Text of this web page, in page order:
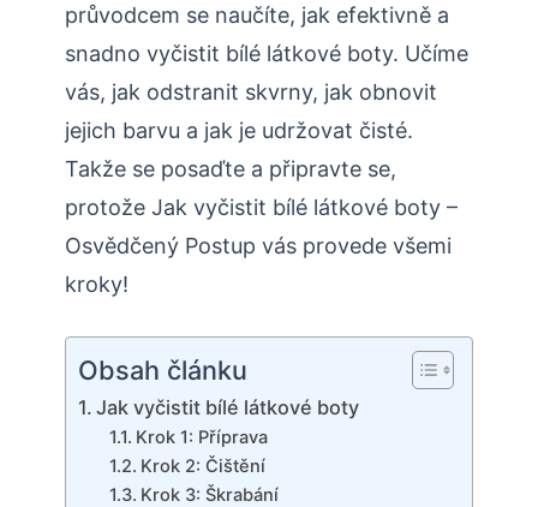
průvodcem se naučíte, jak efektivně a
snadno vyčistit bílé látkové boty. Učíme
vás, jak odstranit skvrny, jak obnovit
jejich barvu a jak je udržovat čisté.
Takže se posaďte a připravte se,
protože Jak vyčistit bílé látkové boty –
Osvědčený Postup vás provede všemi
kroky!
Obsah článku
Jak vyčistit bílé látkové boty
Krok 1: Příprava
Krok 2: Čištění
Krok 3: Škrabání